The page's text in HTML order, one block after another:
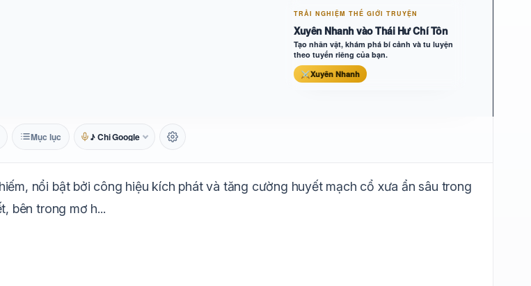
TRẢI NGHIỆM THẾ GIỚI TRUYỆN
Xuyên Nhanh vào Thái Hư Chí Tôn
Tạo nhân vật, khám phá bí cảnh và tu luyện
theo tuyến riêng của bạn.
⚔Xuyên Nhanh
Mục lục ♪ Chị Google
Ngà Ghi
nổi bật bởi công hiệu kích phát và tăng cường huyết mạch cổ xưa ẩn sâu trong
bên trong mơ h...